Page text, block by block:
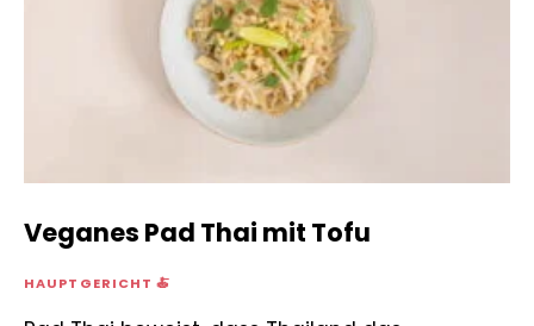
Veganes Pad Thai mit Tofu
HAUPTGERICHT 🍝